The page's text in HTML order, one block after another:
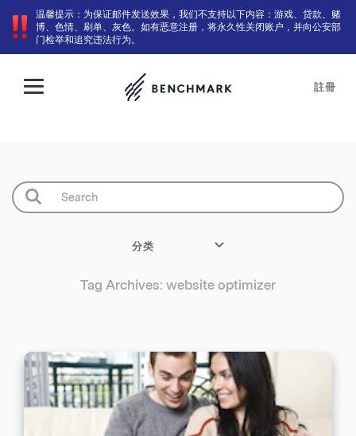
温馨提示：为保证邮件发送效果，我们不支持以下内容：游戏、贷款、赌
博、色情、刷单、灰色。如有恶意注册，将永久性关闭账户，并向公安部
门检举和追究违法行为。
註冊
分类
Tag Archives: website optimizer